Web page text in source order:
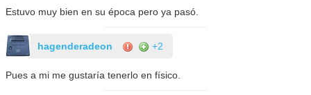
Estuvo muy bien en su época pero ya pasó.
hagenderadeon +2
Pues a mi me gustaría tenerlo en físico.